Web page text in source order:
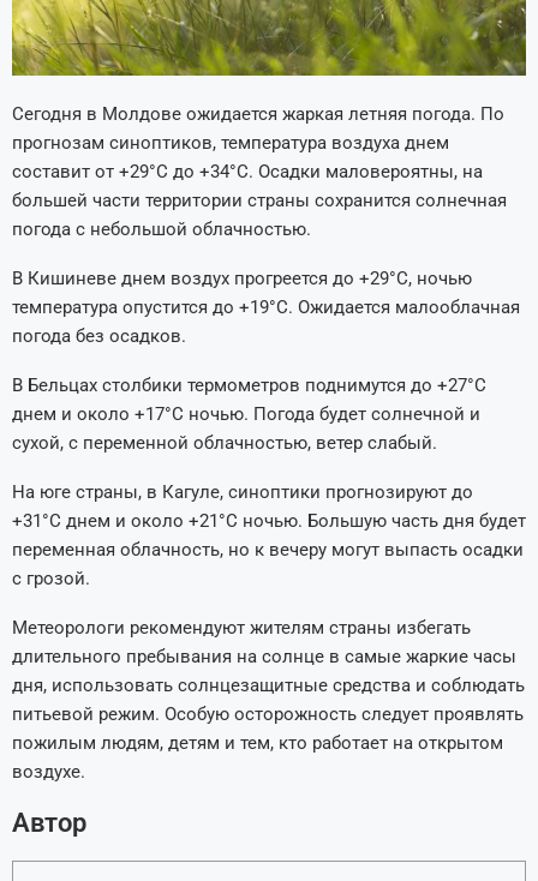
Сегодня в Молдове ожидается жаркая летняя погода. По
прогнозам синоптиков, температура воздуха днем
составит от +29°C до +34°C. Осадки маловероятны, на
большей части территории страны сохранится солнечная
погода с небольшой облачностью.
В Кишиневе днем воздух прогреется до +29°C, ночью
температура опустится до +19°C. Ожидается малооблачная
погода без осадков.
В Бельцах столбики термометров поднимутся до +27°C
днем и около +17°C ночью. Погода будет солнечной и
сухой, с переменной облачностью, ветер слабый.
На юге страны, в Кагуле, синоптики прогнозируют до
+31°C днем и около +21°C ночью. Большую часть дня будет
переменная облачность, но к вечеру могут выпасть осадки
с грозой.
Метеорологи рекомендуют жителям страны избегать
длительного пребывания на солнце в самые жаркие часы
дня, использовать солнцезащитные средства и соблюдать
питьевой режим. Особую осторожность следует проявлять
пожилым людям, детям и тем, кто работает на открытом
воздухе.
Автор